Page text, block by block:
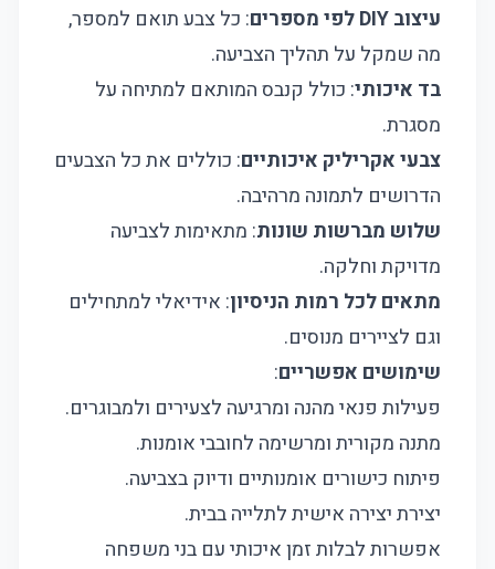
עיצוב DIY לפי מספרים
: כל צבע תואם למספר,
מה שמקל על תהליך הצביעה.
בד איכותי: כולל קנבס המותאם למתיחה על
מסגרת.
צבעי אקריליק איכותיים: כוללים את כל הצבעים
הדרושים לתמונה מרהיבה.
שלוש מברשות שונות: מתאימות לצביעה
מדויקת וחלקה.
מתאים לכל רמות הניסיון: אידיאלי למתחילים
וגם לציירים מנוסים.
שימושים אפשריים:
פעילות פנאי מהנה ומרגיעה לצעירים ולמבוגרים.
מתנה מקורית ומרשימה לחובבי אומנות.
פיתוח כישורים אומנותיים ודיוק בצביעה.
יצירת יצירה אישית לתלייה בבית.
אפשרות לבלות זמן איכותי עם בני משפחה